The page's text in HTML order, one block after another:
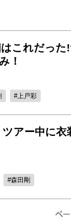
はこれだっ
！
上戸彩
アー中に衣
森田剛